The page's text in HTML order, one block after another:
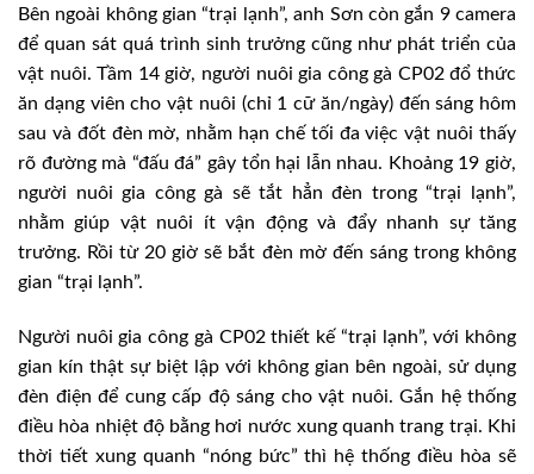
Bên ngoài không gian “trại lạnh”, anh Sơn còn gắn 9 camera
để quan sát quá trình sinh trưởng cũng như phát triển của
vật nuôi. Tầm 14 giờ, người nuôi gia công gà CP02 đổ thức
ăn dạng viên cho vật nuôi (chỉ 1 cữ ăn/ngày) đến sáng hôm
sau và đốt đèn mờ, nhằm hạn chế tối đa việc vật nuôi thấy
rõ đường mà “đấu đá” gây tổn hại lẫn nhau. Khoảng 19 giờ,
người nuôi gia công gà sẽ tắt hẳn đèn trong “trại lạnh”,
nhằm giúp vật nuôi ít vận động và đẩy nhanh sự tăng
trưởng. Rồi từ 20 giờ sẽ bắt đèn mờ đến sáng trong không
gian “trại lạnh”.
Người nuôi gia công gà CP02 thiết kế “trại lạnh”, với không
gian kín thật sự biệt lập với không gian bên ngoài, sử dụng
đèn điện để cung cấp độ sáng cho vật nuôi. Gắn hệ thống
điều hòa nhiệt độ bằng hơi nước xung quanh trang trại. Khi
thời tiết xung quanh “nóng bức” thì hệ thống điều hòa sẽ